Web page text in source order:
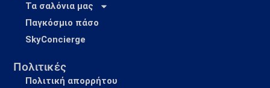
Τα σαλόνια μας
Παγκόσμιο πάσο
SkyConcierge
Πολιτικές
Πολιτική απορρήτου